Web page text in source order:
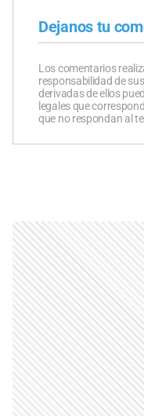
Dejanos tu
Los comentarios
responsabilidad de
derivadas de ellos
legales que
que no respondan al